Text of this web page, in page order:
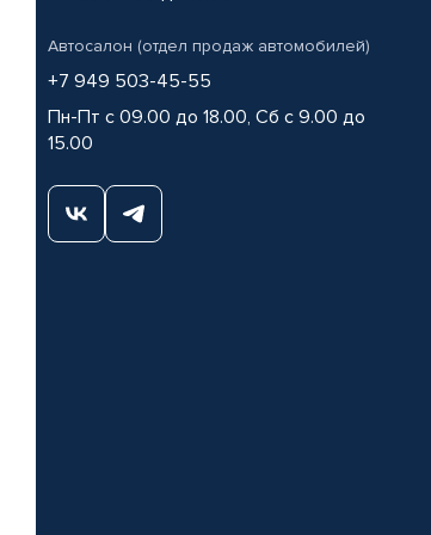
Автосалон (отдел продаж автомобилей)
+7 949 503-45-55
Пн-Пт с 09.00 до 18.00, Сб с 9.00 до
15.00